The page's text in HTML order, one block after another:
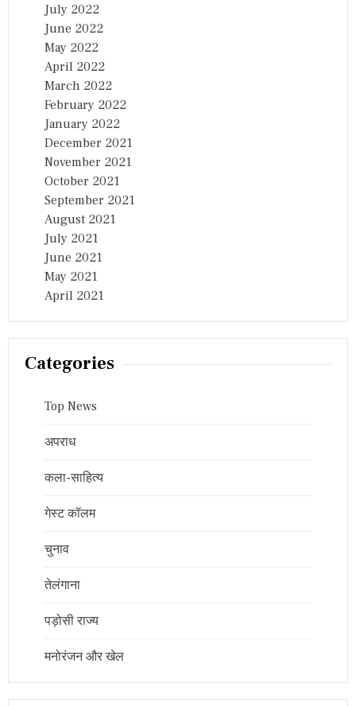
July 2022
June 2022
May 2022
April 2022
March 2022
February 2022
January 2022
December 2021
November 2021
October 2021
September 2021
August 2021
July 2021
June 2021
May 2021
April 2021
Categories
Top News
अपराध
कला-साहित्य
गेस्ट कॉलम
चुनाव
तेलंगाना
पड़ोसी राज्य
मनोरंजन और खेल